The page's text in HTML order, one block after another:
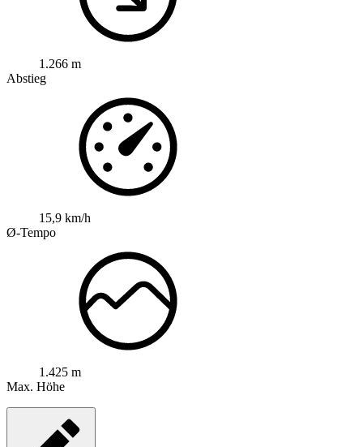
1.266 m
Abstieg
15,9 km/h
Ø-Tempo
1.425 m
Max. Höhe